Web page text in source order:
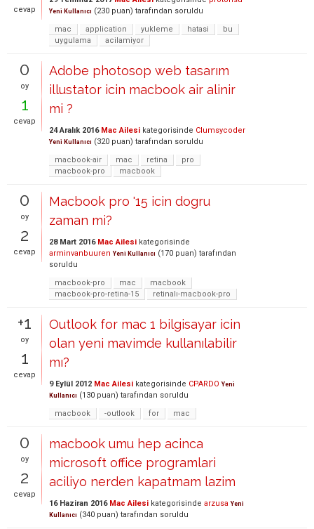
cevap Yeni Kullanıcı (230 puan) tarafından soruldu
mac
application yukleme hatasi
bu
uygulama
acilamiyor
0
oy
1
cevap
Adobe photosop web tasarım
illustator icin macbook air alinir
mi ?
24 Aralık 2016 Mac Ailesi kategorisinde Clumsycoder
Yeni Kullanıcı (320 puan) tarafından soruldu
macbook-air
mac retina
pro
macbook-pro
macbook
0
oy
2
cevap
Macbook pro '15 icin dogru
zaman mi?
28 Mart 2016 Mac Ailesi kategorisinde
arminvanbuuren Yeni Kullanıcı (170 puan) tarafından
soruldu
macbook-pro
mac
macbook
macbook-pro-retina-15
retinalı-macbook-pro
+1
oy
1
cevap
Outlook for mac 1 bilgisayar icin
olan yeni mavimde kullanılabilir
mı?
9 Eylül 2012 Mac Ailesi kategorisinde CPARDO Yeni
Kullanıcı (130 puan) tarafından soruldu
macbook
-outlook for mac
0
oy
2
cevap
macbook umu hep acinca
microsoft office programlari
aciliyo nerden kapatmam lazim
16 Haziran 2016 Mac Ailesi kategorisinde arzusa Yeni
Kullanıcı (340 puan) tarafından soruldu